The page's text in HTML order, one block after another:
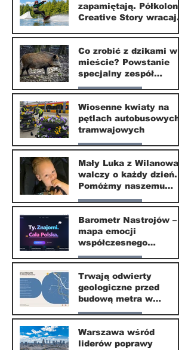
1 lip
zapamiętają. Półkolonie
Creative Story wracają
20 kwi
Co zrobić z dzikami w
mieście? Powstanie
specjalny zespół
ekspertów
Nasze miasto
20 kwi
Wiosenne kwiaty na
pętlach autobusowych i
tramwajowych
Nasze miasto
20 kwi
Mały Luka z Wilanowa
walczy o każdy dzień.
Pomóżmy naszemu
małemu sąsiadowi
odzyskać dzieciństwo
Nasze miasto
30 mar
Barometr Nastrojów –
mapa emocji
współczesnego
społeczeństwa
Nasze miasto
30 mar
Trwają odwierty
geologiczne przed
budową metra w
Wilanowie
Nasze miasto
24 mar
Warszawa wśród
liderów poprawy